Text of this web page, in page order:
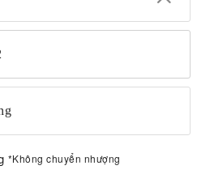
*Không chuyển nhượng